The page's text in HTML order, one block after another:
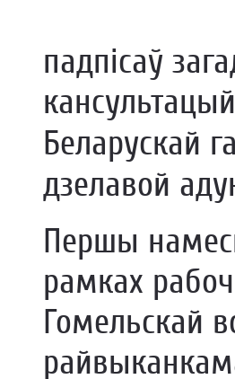
падпісаў
Беларускай
дзелавой
Першы
рамках
Гомельскай